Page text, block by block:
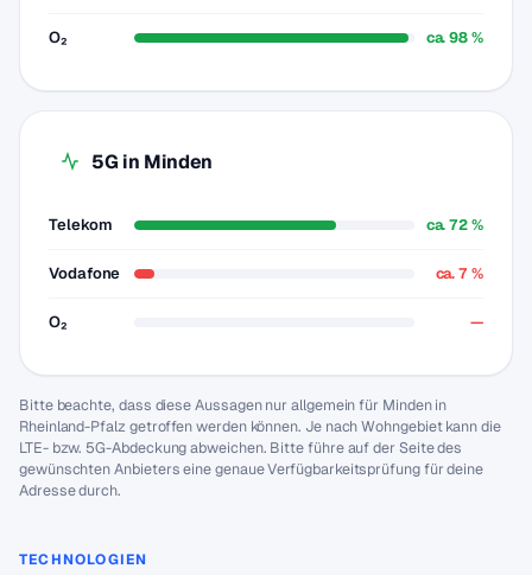
O₂ ca. 98 %
5G in Minden
Telekom ca. 72 %
Vodafone ca. 7 %
O₂ —
Bitte beachte, dass diese Aussagen nur allgemein für Minden in
Rheinland-Pfalz getroffen werden können. Je nach Wohngebiet kann die
LTE- bzw. 5G-Abdeckung abweichen. Bitte führe auf der Seite des
gewünschten Anbieters eine genaue Verfügbarkeitsprüfung für deine
Adresse durch.
TECHNOLOGIEN